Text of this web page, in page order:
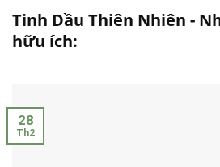
Tinh Dầu Thiên Nhiên -
hữu ích:
28
Th2